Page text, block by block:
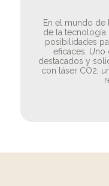
En el mundo de
de la tecnología
posibilidades
eficaces.
destacados y
con láser CO2,